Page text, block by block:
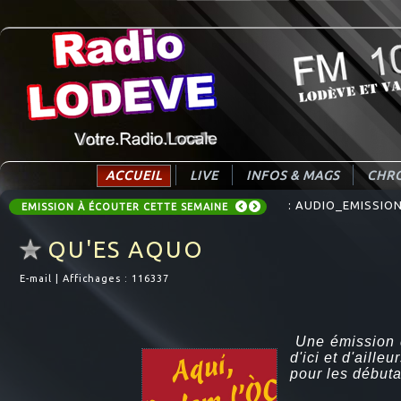
ACCUEIL LIVE INFOS & MAGS
EMISSION À ÉCOUTER CETTE SEMAINE :
: COMMUNAUTE
QU'ES AQUO
E-mail Affichages : 116337
Une
d'ici et
pour les